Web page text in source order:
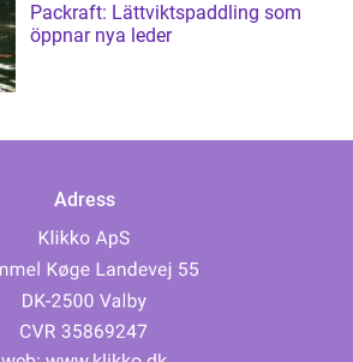
Packraft: Lättviktspaddling som
öppnar nya leder
Adress